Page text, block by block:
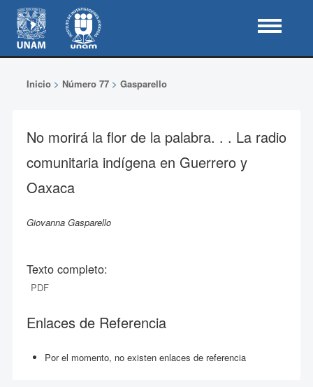
Inicio> Número 77> Gasparello
No morirá la flor de la palabra. . . La radio
comunitaria indígena en Guerrero y
Oaxaca
Giovanna Gasparello
Texto completo:
PDF
Enlaces de Referencia
Por el momento, no existen enlaces de referencia